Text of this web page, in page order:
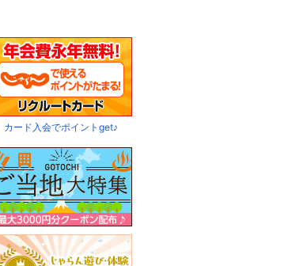
カード入会でポイントget♪